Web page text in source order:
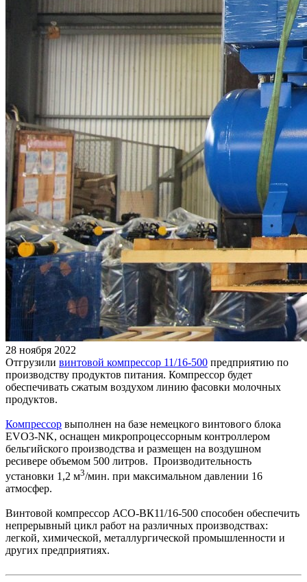
28 ноября 2022
Отгрузили винтовой компрессор 11/16-500 предприятию по
производству продуктов питания. Компрессор будет
обеспечивать сжатым воздухом линию фасовки молочных
продуктов.
Компрессор выполнен на базе немецкого винтового блока
EVO3-NK, оснащен микропроцессорным контроллером
бельгийского производства и размещен на воздушном
ресивере объемом 500 литров. Производительность
установки 1,2 м3/мин. при максимальном давлении 16
атмосфер.
Винтовой компрессор АСО-ВК11/16-500 способен обеспечить
непрерывный цикл работ на различных производствах:
легкой, химической, металлургической промышленности и
других предприятиях.